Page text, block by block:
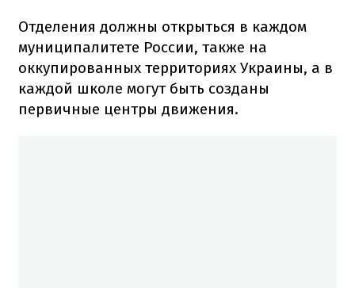
Отделения должны открыться в каждом
муниципалитете России, также на
оккупированных территориях Украины, а в
каждой школе могут быть созданы
первичные центры движения.